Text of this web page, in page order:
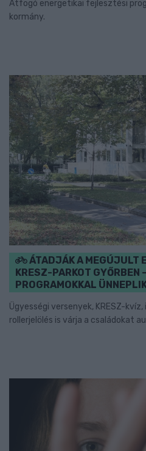
Átfogó energetikai fejlesztési
kormány.
ÁTADJÁK A MEGÚJULT
KRESZ-PARKOT GYŐRBEN
PROGRAMOKKAL
Ügyességi versenyek, KRESZ-
rollerjelölés is várja a családokat